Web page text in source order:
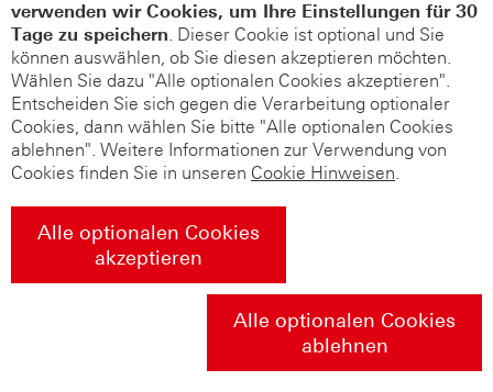
verwenden wir Cookies, um Ihre Einstellungen für 30
Tage zu speichern. Dieser Cookie ist optional und Sie
können auswählen, ob Sie diesen akzeptieren möchten.
Wählen Sie dazu "Alle optionalen Cookies akzeptieren".
Entscheiden Sie sich gegen die Verarbeitung optionaler
Cookies, dann wählen Sie bitte "Alle optionalen Cookies
ablehnen". Weitere Informationen zur Verwendung von
Cookies finden Sie in unseren Cookie Hinweisen.
Alle optionalen Cookies
akzeptieren
Alle optionalen Cookies
ablehnen